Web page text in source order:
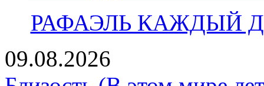
РАФАЭЛЬ КАЖДЫЙ
09.08.2026